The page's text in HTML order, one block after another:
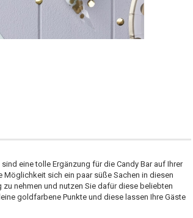
eine tolle Ergänzung für die Candy Bar auf Ihrer
Möglichkeit sich ein paar süße Sachen in diesen
nehmen und nutzen Sie dafür diese beliebten
goldfarbene Punkte und diese lassen Ihre Gäste